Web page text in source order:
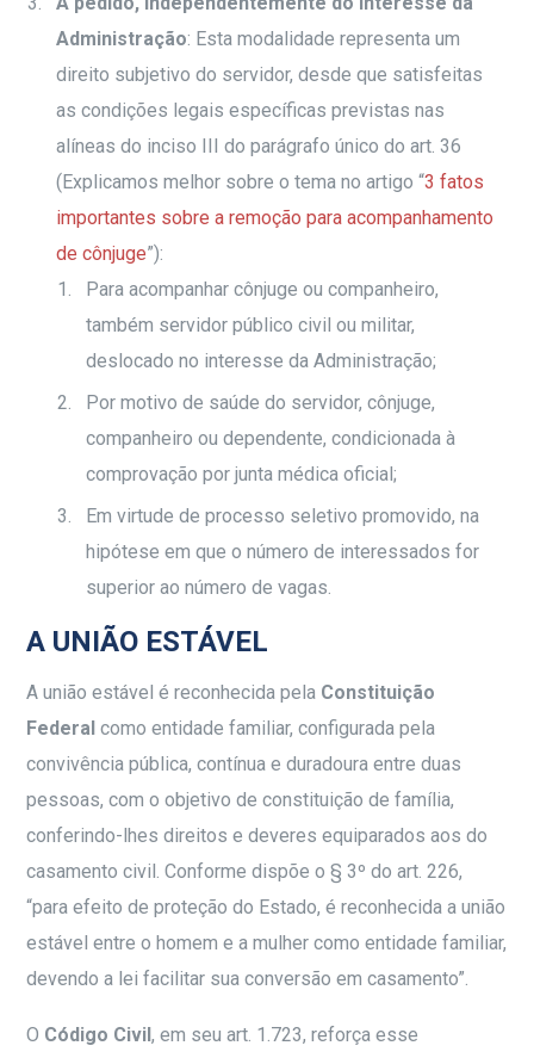
Administração: Esta modalidade representa um
direito subjetivo do servidor, desde que satisfeitas
as condições legais específicas previstas nas
alíneas do inciso III do parágrafo único do art. 36
(Explicamos melhor sobre o tema no artigo “3 fatos
importantes sobre a remoção para acompanhamento
de cônjuge”):
Para acompanhar cônjuge ou companheiro,
também servidor público civil ou militar,
deslocado no interesse da Administração;
Por motivo de saúde do servidor, cônjuge,
companheiro ou dependente, condicionada à
comprovação por junta médica oficial;
Em virtude de processo seletivo promovido, na
hipótese em que o número de interessados for
superior ao número de vagas.
A UNIÃO ESTÁVEL
A união estável é reconhecida pela Constituição
Federal como entidade familiar, configurada pela
convivência pública, contínua e duradoura entre duas
pessoas, com o objetivo de constituição de família,
conferindo-lhes direitos e deveres equiparados aos do
casamento civil. Conforme dispõe o § 3º do art. 226,
“para efeito de proteção do Estado, é reconhecida a união
estável entre o homem e a mulher como entidade familiar,
devendo a lei facilitar sua conversão em casamento”.
O Código Civil, em seu art. 1.723, reforça esse